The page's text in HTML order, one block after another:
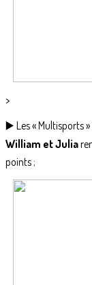
>
▶️ Les « Multisports
William et Julia
points ;